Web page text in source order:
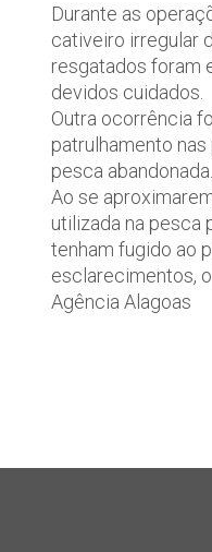
Durante as
cativeiro irregular
resgatados foram
devidos cuidados.
Outra ocorrência
patrulhamento
pesca abandonada.
Ao se
utilizada na pesca
tenham fugido ao
esclarecimentos,
Agência Alagoas